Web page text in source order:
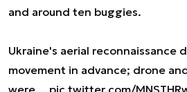
and around ten buggies.
Ukraine's aerial reconnaissance
movement in advance; drone
were… pic.twitter.com/